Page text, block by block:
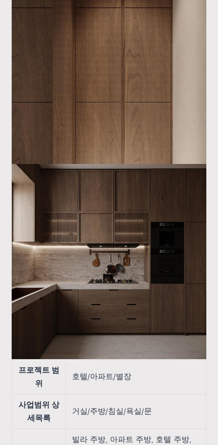
프로젝트 범
위
호텔/아파트/별장
사업범위 상
세목록
거실/주방/침실/욕실/문
빌라 주방, 아파트 주방, 호텔 주방,